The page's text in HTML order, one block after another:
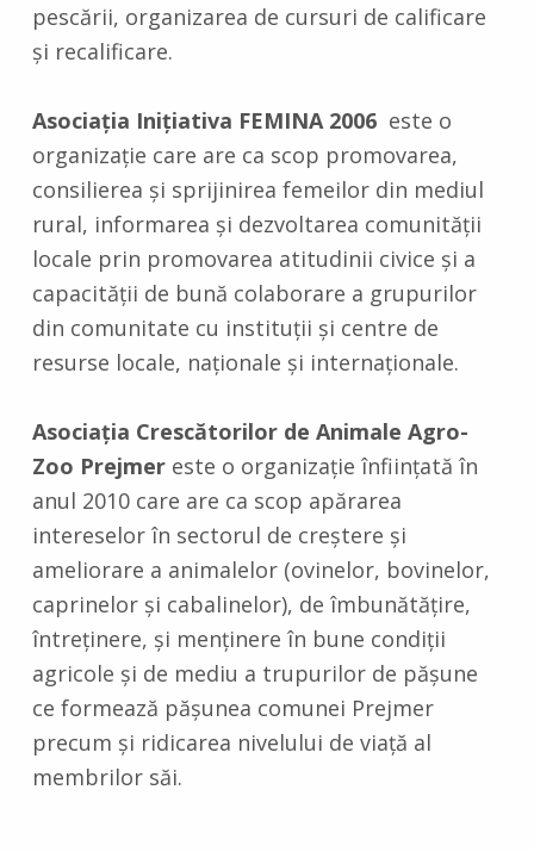
pescării, organizarea de cursuri de calificare
şi recalificare.
Asociaţia Iniţiativa FEMINA 2006este o
organizaţie care are ca scop promovarea,
consilierea şi sprijinirea femeilor din mediul
rural, informarea şi dezvoltarea comunităţii
locale prin promovarea atitudinii civice şi a
capacităţii de bună colaborare a grupurilor
din comunitate cu instituţii şi centre de
resurse locale, naţionale şi internaţionale.
Asociaţia Crescătorilor de Animale Agro-
Zoo Prejmer este o organizaţie înfiinţată în
anul 2010 care are ca scop apărarea
intereselor în sectorul de creştere şi
ameliorare a animalelor (ovinelor, bovinelor,
caprinelor şi cabalinelor), de îmbunătăţire,
întreţinere, şi menţinere în bune condiţii
agricole şi de mediu a trupurilor de păşune
ce formează păşunea comunei Prejmer
precum şi ridicarea nivelului de viaţă al
membrilor săi.